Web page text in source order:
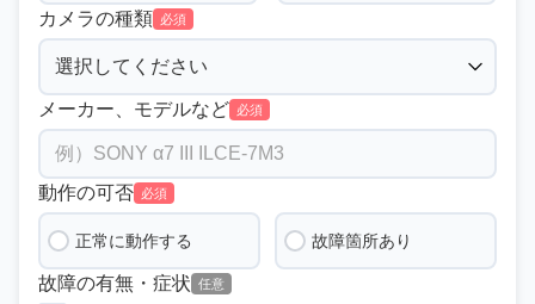
カメラの種類 必須
メーカー、モデルなど 必須
動作の可否 必須
正常に動作する 故障箇所あり
故障の有無・症状 任意